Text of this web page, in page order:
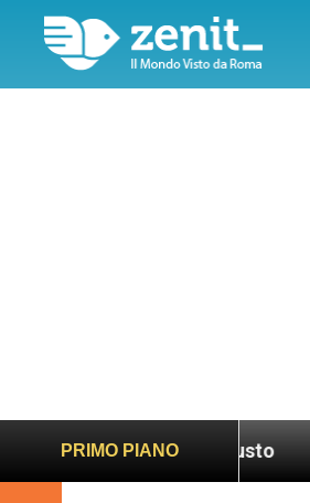
PRIMO PIANO
sano e giusto LEV: